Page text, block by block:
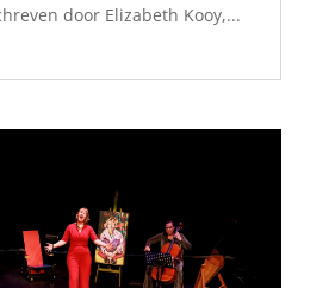
door Elizabeth Kooy,...